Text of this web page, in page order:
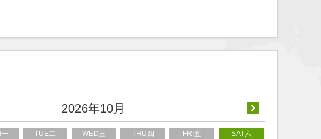
2026年10月
TUE二 WED三 THU四 FRI五 SAT六